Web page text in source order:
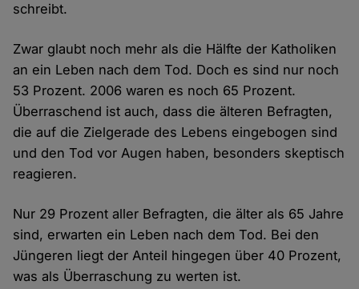
schreibt.
Zwar glaubt noch mehr als die Hälfte der Katholiken
an ein Leben nach dem Tod. Doch es sind nur noch
53 Prozent. 2006 waren es noch 65 Prozent.
Überraschend ist auch, dass die älteren Befragten,
die auf die Zielgerade des Lebens eingebogen sind
und den Tod vor Augen haben, besonders skeptisch
reagieren.
Nur 29 Prozent aller Befragten, die älter als 65 Jahre
sind, erwarten ein Leben nach dem Tod. Bei den
Jüngeren liegt der Anteil hingegen über 40 Prozent,
was als Überraschung zu werten ist.